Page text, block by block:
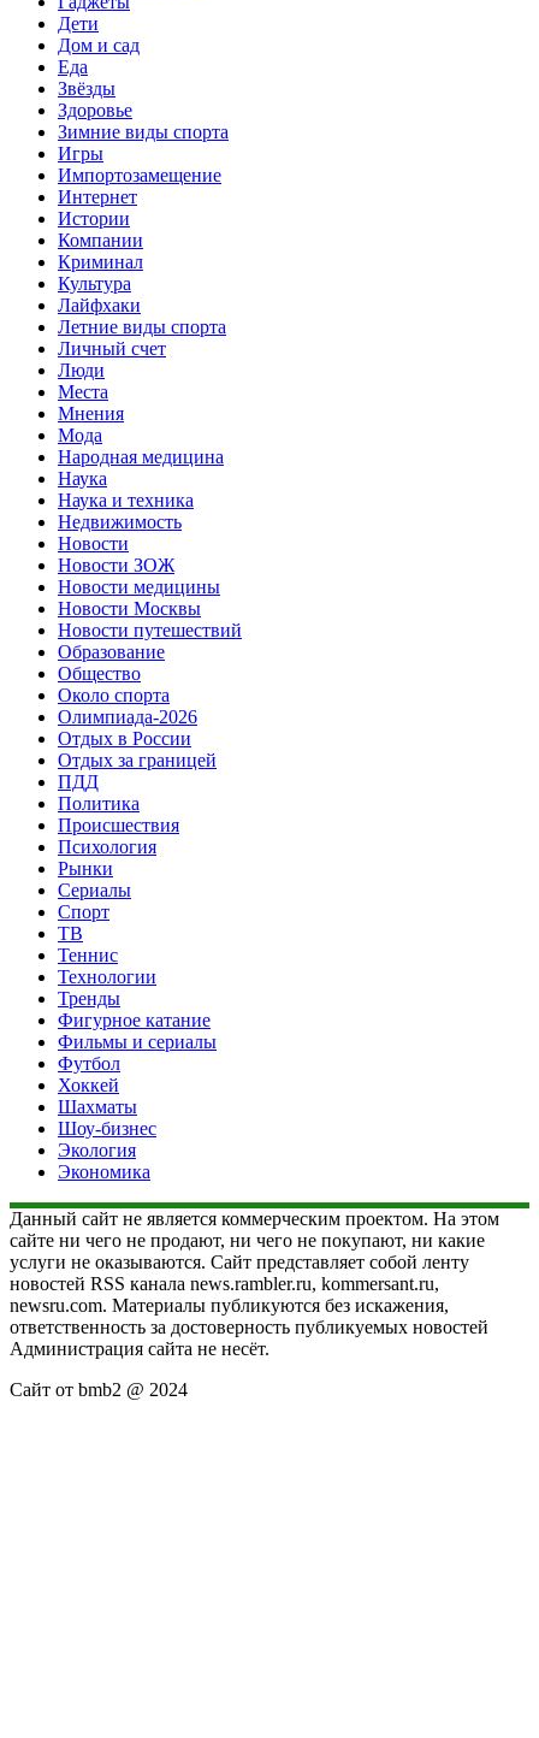
Дети
Дом и сад
Еда
Звёзды
Здоровье
Зимние виды спорта
Игры
Импортозамещение
Интернет
Истории
Компании
Криминал
Культура
Лайфхаки
Летние виды спорта
Личный счет
Люди
Места
Мнения
Мода
Народная медицина
Наука
Наука и техника
Недвижимость
Новости
Новости ЗОЖ
Новости медицины
Новости Москвы
Новости путешествий
Образование
Общество
Около спорта
Олимпиада-2026
Отдых в России
Отдых за границей
ПДД
Политика
Происшествия
Психология
Рынки
Сериалы
Спорт
ТВ
Теннис
Технологии
Тренды
Фигурное катание
Фильмы и сериалы
Футбол
Хоккей
Шахматы
Шоу-бизнес
Экология
Экономика
Данный сайт не является коммерческим проектом. На этом
сайте ни чего не продают, ни чего не покупают, ни какие
услуги не оказываются. Сайт представляет собой ленту
новостей RSS канала news.rambler.ru, kommersant.ru,
newsru.com. Материалы публикуются без искажения,
ответственность за достоверность публикуемых новостей
Администрация сайта не несёт.
Сайт от bmb2 @ 2024